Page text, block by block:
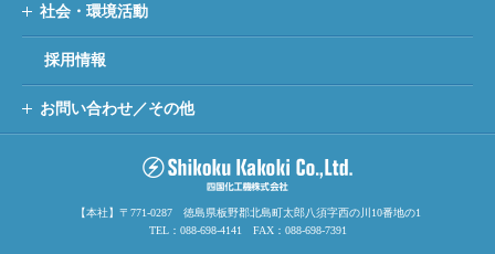
社会・環境活動
採用情報
お問い合わせ／その他
【本社】〒771-0287 徳島県板野郡北島町太郎八須字西の川10番地の1
TEL：088-698-4141 FAX：088-698-7391